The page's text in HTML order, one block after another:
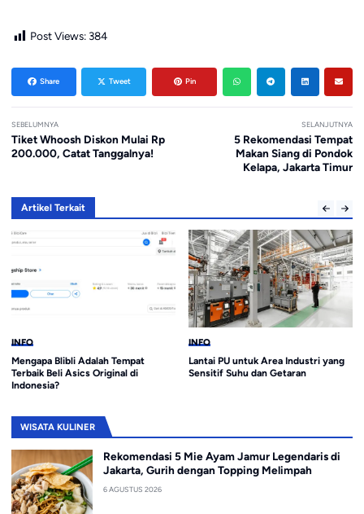
Post Views: 384
Share Tweet Pin
SEBELUMNYA
Tiket Whoosh Diskon Mulai Rp
200.000, Catat Tanggalnya!
SELANJUTNYA
5 Rekomendasi Tempat
Makan Siang di Pondok
Kelapa, Jakarta Timur
Artikel Terkait
Lantai PU untuk Area Industri yang
Sensitif Suhu dan Getaran
13 Tempat Outbound Bandung
Seru, Cocok untuk Liburan dan
WISATA KULINER
Rekomendasi 5 Mie Ayam Jamur Legendaris di
Jakarta, Gurih dengan Topping Melimpah
6 AGUSTUS 2026